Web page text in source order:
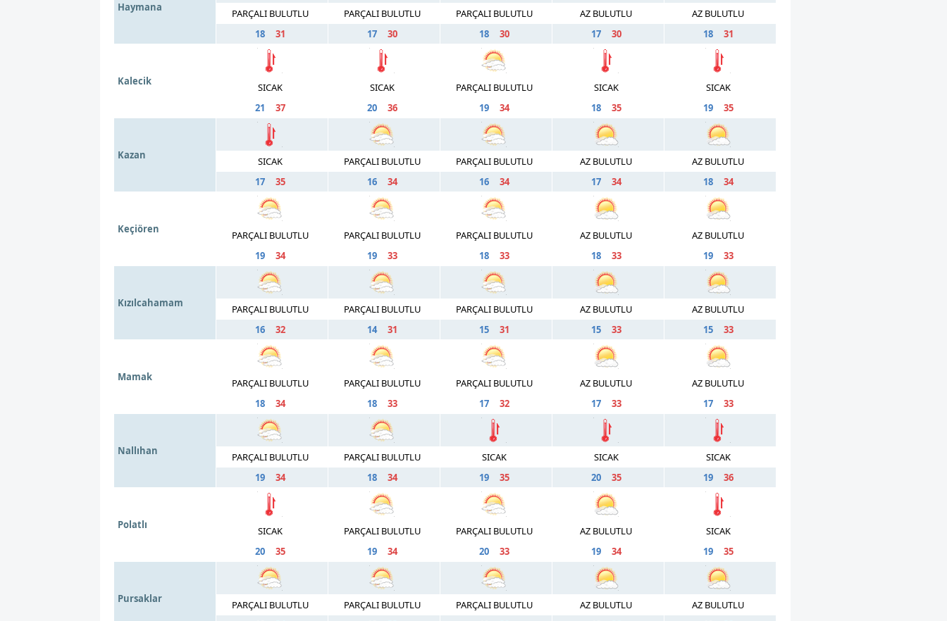
Haymana PARÇALI BULUTLU PARÇALI BULUTLU PARÇALI BULUTLU AZ BULUTLU
AZ BULUTLU
18
31 17 30 18 30 17 30 18 31
Kalecik SICAK SICAK PARÇALI BULUTLU SICAK
SICAK
21
37 20 36 19 34 18 35 19 35
Kazan SICAK PARÇALI BULUTLU PARÇALI BULUTLU AZ BULUTLU
AZ BULUTLU
17
35 16 34 16 34 17 34 18 34
Keçiören PARÇALI BULUTLU PARÇALI BULUTLU PARÇALI BULUTLU AZ BULUTLU
AZ BULUTLU
19
34 19 33 18 33 18 33 19 33
Kızılcahamam PARÇALI BULUTLU PARÇALI BULUTLU PARÇALI BULUTLU AZ BULUTLU
AZ BULUTLU
16
32 14 31 15 31 15 33 15 33
Mamak PARÇALI BULUTLU PARÇALI BULUTLU PARÇALI BULUTLU AZ BULUTLU
AZ BULUTLU
18
34 18 33 17 32 17 33 17 33
Nallıhan PARÇALI BULUTLU PARÇALI BULUTLU SICAK SICAK
SICAK
19
34 18 34 19 35 20 35 19 36
Polatlı SICAK PARÇALI BULUTLU PARÇALI BULUTLU AZ BULUTLU
SICAK
20
35 19 34 20 33 19 34 19 35
Pursaklar PARÇALI BULUTLU PARÇALI BULUTLU PARÇALI BULUTLU AZ BULUTLU
AZ BULUTLU